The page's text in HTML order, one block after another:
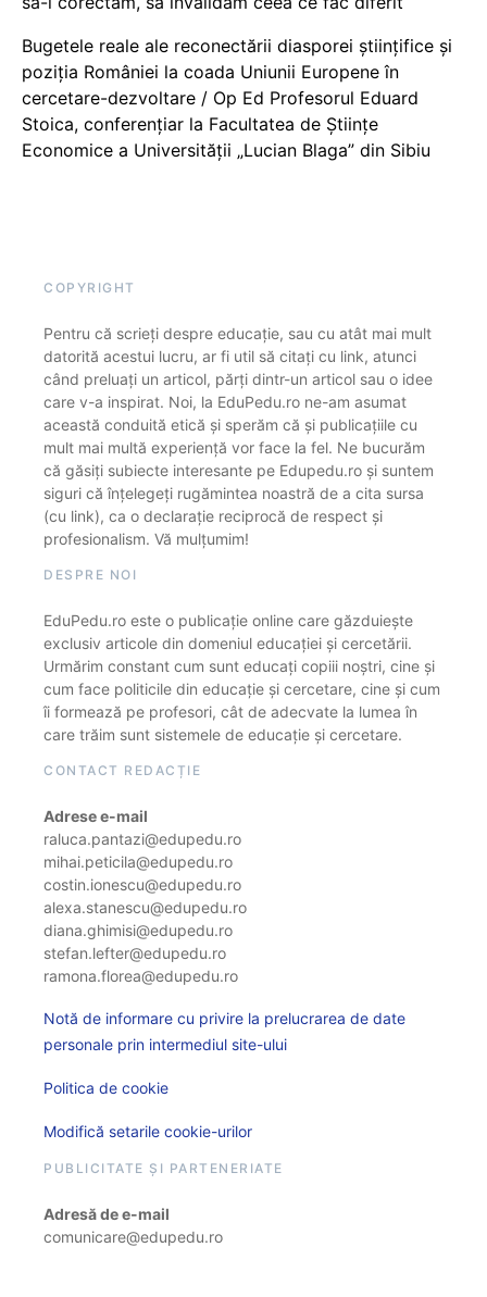
Bugetele reale ale reconectării diasporei științifice și
poziția României la coada Uniunii Europene în
cercetare-dezvoltare / Op Ed Profesorul Eduard
Stoica, conferențiar la Facultatea de Științe
Economice a Universității „Lucian Blaga” din Sibiu
COPYRIGHT
Pentru că scrieți despre educație, sau cu atât mai mult
datorită acestui lucru, ar fi util să citați cu link, atunci
când preluați un articol, părți dintr-un articol sau o idee
care v-a inspirat. Noi, la EduPedu.ro ne-am asumat
această conduită etică și sperăm că și publicațiile cu
mult mai multă experiență vor face la fel. Ne bucurăm
că găsiți subiecte interesante pe Edupedu.ro și suntem
siguri că înțelegeți rugămintea noastră de a cita sursa
(cu link), ca o declarație reciprocă de respect și
profesionalism. Vă mulțumim!
DESPRE NOI
EduPedu.ro este o publicație online care găzduiește
exclusiv articole din domeniul educației și cercetării.
Urmărim constant cum sunt educați copiii noștri, cine și
cum face politicile din educație și cercetare, cine și cum
îi formează pe profesori, cât de adecvate la lumea în
care trăim sunt sistemele de educație și cercetare.
CONTACT REDACȚIE
Adrese e-mail
raluca.pantazi@edupedu.ro
mihai.peticila@edupedu.ro
costin.ionescu@edupedu.ro
alexa.stanescu@edupedu.ro
diana.ghimisi@edupedu.ro
stefan.lefter@edupedu.ro
ramona.florea@edupedu.ro
Notă de informare cu privire la prelucrarea de date
personale prin intermediul site-ului
Politica de cookie
Modifică setarile cookie-urilor
PUBLICITATE ȘI PARTENERIATE
Adresă de e-mail
comunicare@edupedu.ro